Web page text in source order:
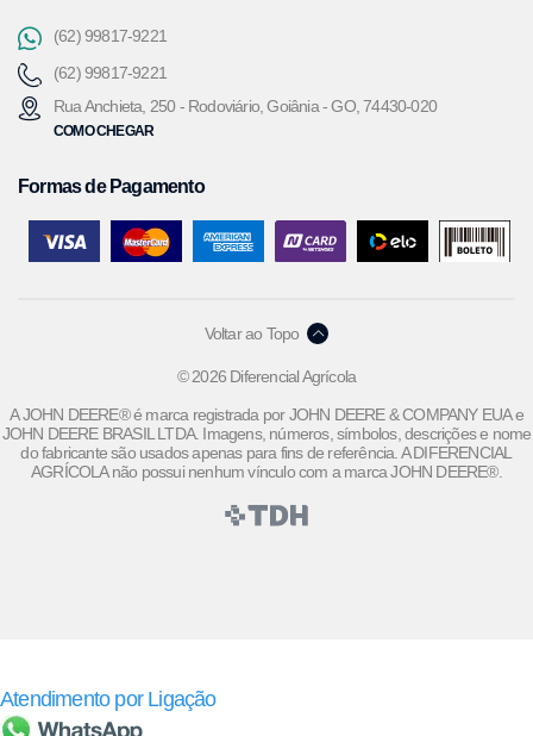
Formas de Pagamento
(62) 99817-9221
(62) 99817-9221
Rua Anchieta, 250 - Rodoviário, Goiânia - GO, 74430-020
COMO CHEGAR
© 2026 Diferencial Agrícola
A JOHN DEERE® é marca registrada por JOHN DEERE & COMPANY EUA e
JOHN DEERE BRASIL LTDA. Imagens, números, símbolos, descrições e nome
do fabricante são usados apenas para fins de referência. A DIFERENCIAL
AGRÍCOLA não possui nenhum vínculo com a marca JOHN DEERE®.
Voltar ao Topo
Atendimento por Ligação